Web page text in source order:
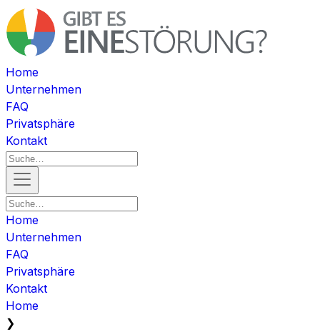
Home
Unternehmen
FAQ
Privatsphäre
Kontakt
Home
Unternehmen
FAQ
Privatsphäre
Kontakt
Home
❯